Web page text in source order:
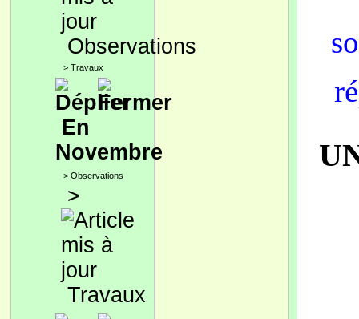
Observations
> Travaux
En
Novembre
> Observations
>
Travaux